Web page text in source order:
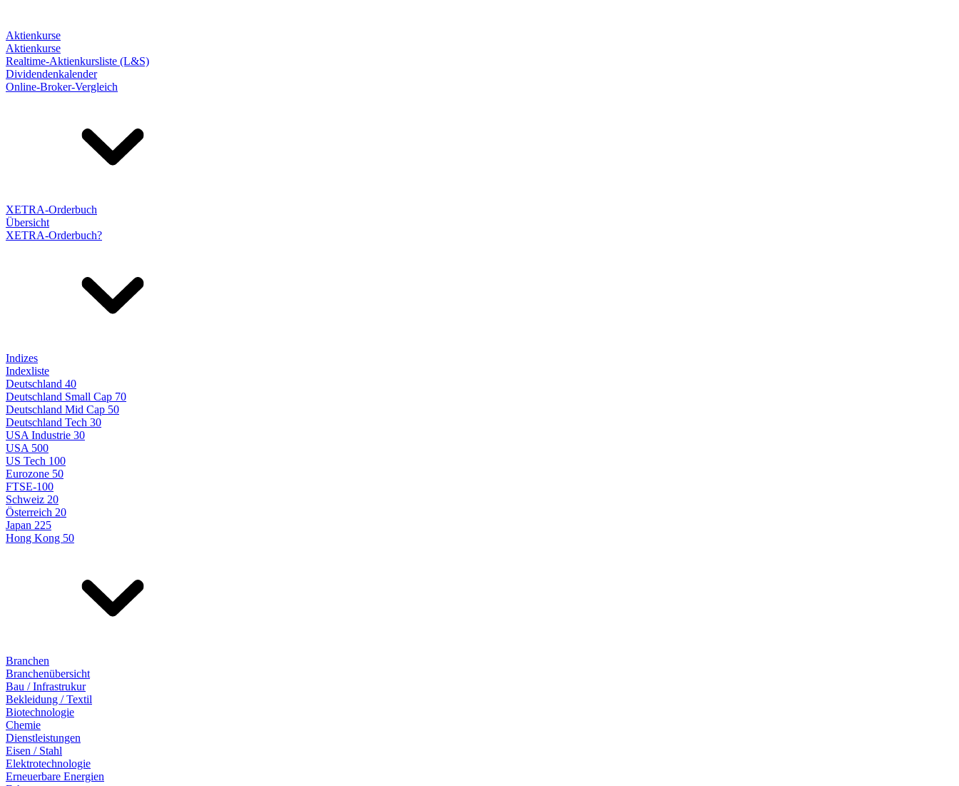
Aktienkurse
Aktienkurse
Realtime-Aktienkursliste (L&S)
Dividendenkalender
Online-Broker-Vergleich
XETRA-Orderbuch
Übersicht
XETRA-Orderbuch?
Indizes
Indexliste
Deutschland 40
Deutschland Small Cap 70
Deutschland Mid Cap 50
Deutschland Tech 30
USA Industrie 30
USA 500
US Tech 100
Eurozone 50
FTSE-100
Schweiz 20
Österreich 20
Japan 225
Hong Kong 50
Branchen
Branchenübersicht
Bau / Infrastrukur
Bekleidung / Textil
Biotechnologie
Chemie
Dienstleistungen
Eisen / Stahl
Elektrotechnologie
Erneuerbare Energien